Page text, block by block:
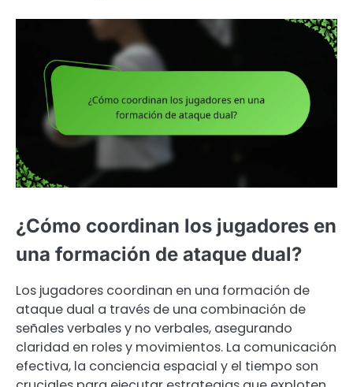
¿Cómo coordinan los jugadores en
una formación de ataque dual?
Los jugadores coordinan en una formación de
ataque dual a través de una combinación de
señales verbales y no verbales, asegurando
claridad en roles y movimientos. La comunicación
efectiva, la conciencia espacial y el tiempo son